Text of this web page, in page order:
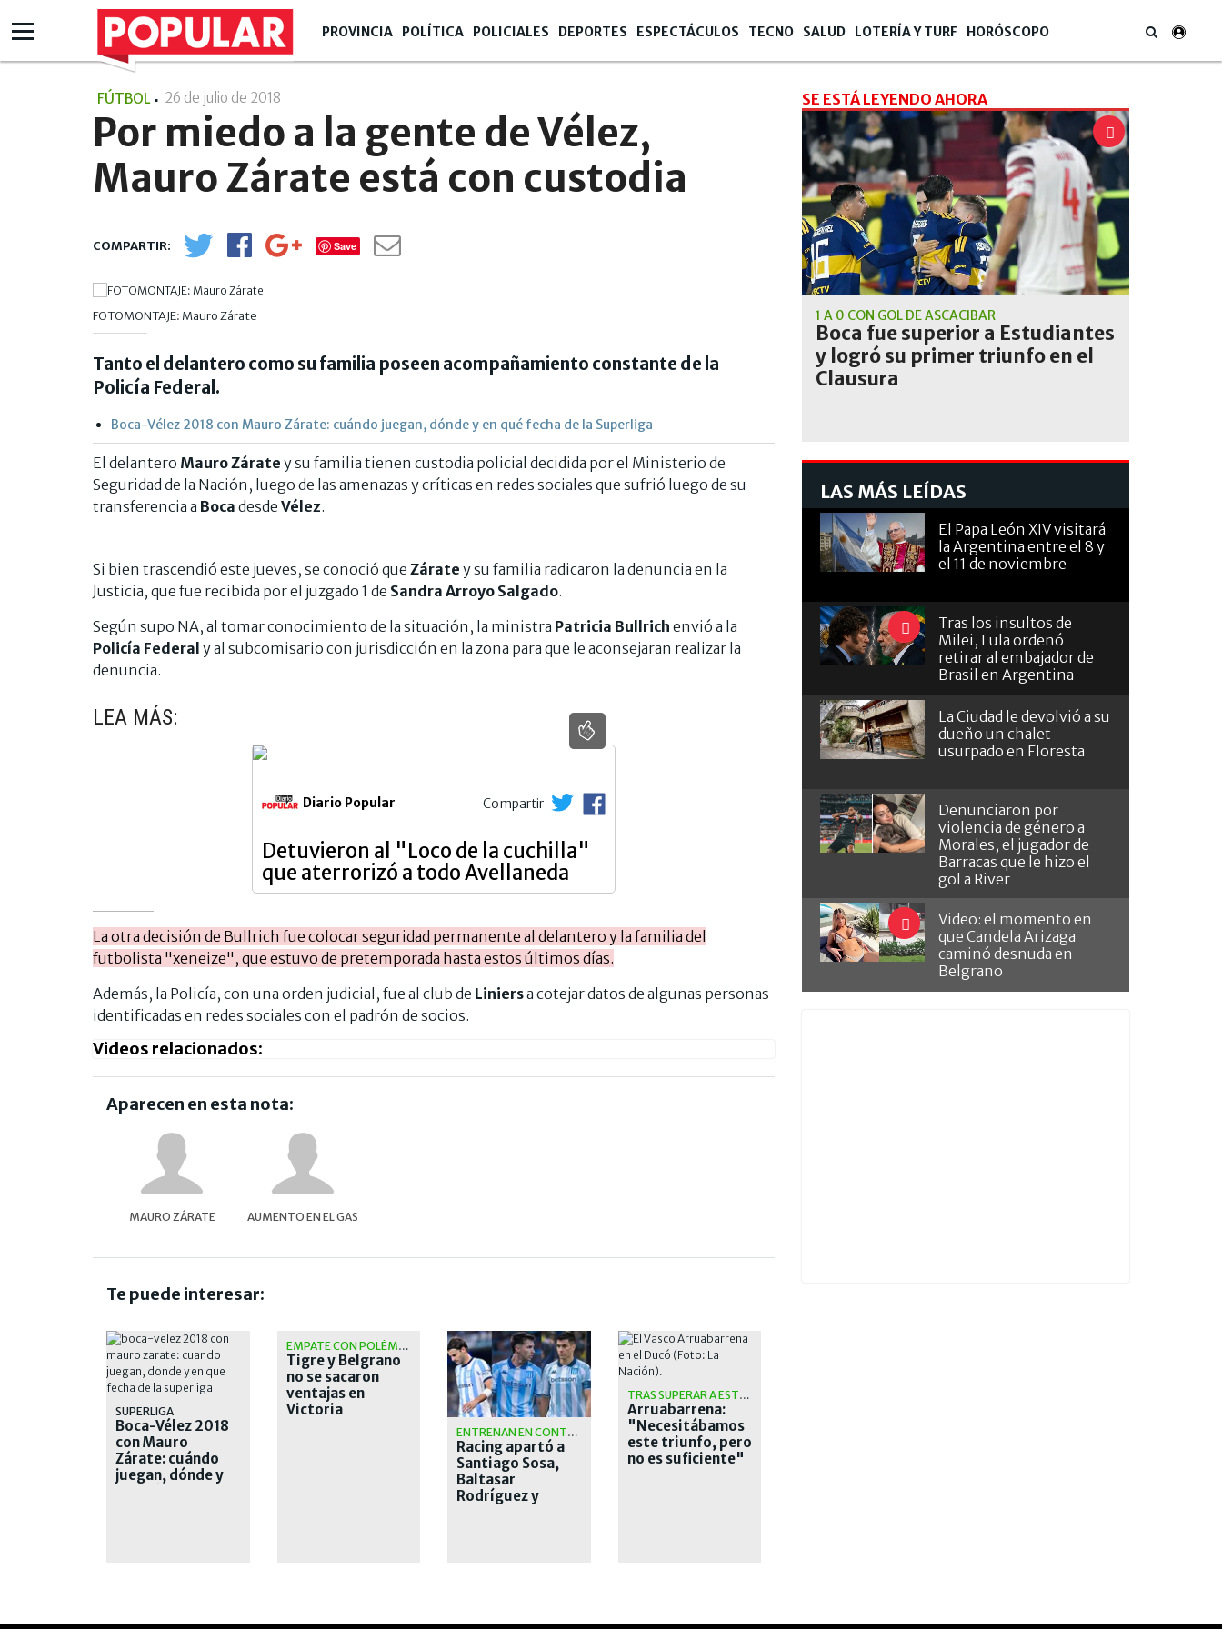
PROVINCIA POLÍTICA POLICIALES DEPORTES ESPECTÁCULOS TECNO SALUD LOTERÍA Y TURF HORÓSCOPO
FÚTBOL 26 de julio de 2018
Por miedo a la gente de Vélez,
Mauro Zárate está con custodia
Save
FOTOMONTAJE: Mauro Zárate
Tanto el delantero como su familia poseen acompañamiento constante de la
Policía Federal.
Boca-Vélez 2018 con Mauro Zárate: cuándo juegan, dónde y en qué fecha de la Superliga
El delantero Mauro Zárate y su familia tienen custodia policial decidida por el Ministerio de
Seguridad de la Nación, luego de las amenazas y críticas en redes sociales que sufrió luego de su
transferencia a Boca desde Vélez.
Si bien trascendió este jueves, se conoció que Zárate y su familia radicaron la denuncia en la
Justicia, que fue recibida por el juzgado 1 de Sandra Arroyo Salgado.
Según supo NA, al tomar conocimiento de la situación, la ministra Patricia Bullrich envió a la
Policía Federal y al subcomisario con jurisdicción en la zona para que le aconsejaran realizar la
denuncia.
LEA MÁS:
Diario Popular Compartir
Detuvieron al "Loco de la cuchilla"
que aterrorizó a todo Avellaneda
La otra decisión de Bullrich fue colocar seguridad permanente al delantero y la familia del
futbolista "xeneize", que estuvo de pretemporada hasta estos últimos días.
Además, la Policía, con una orden judicial, fue al club de Liniersa cotejar datos de algunas personas
identificadas en redes sociales con el padrón de socios.
Videos relacionados:
Aparecen en esta nota:
MAURO ZÁRATE AUMENTO EN EL GAS
Te puede interesar:
SUPERLIGA
Boca-Vélez 2018
con Mauro
Zárate: cuándo
juegan, dónde y
EMPATE CON POLÉMICA
Tigre y Belgrano
no se sacaron
ventajas en
Victoria
ENTRENAN EN CONTRATURNO
Racing apartó a
Santiago Sosa,
Baltasar
Rodríguez y
TRAS SUPERAR A ESTUDIANTES
Arruabarrena:
"Necesitábamos
este triunfo, pero
no es suficiente"
SE ESTÁ LEYENDO AHORA
1 A 0 CON GOL DE ASCACÍBAR
Boca fue superior a Estudiantes
y logró su primer triunfo en el
Clausura
LAS MÁS LEÍDAS
El Papa León XIV visitará
la Argentina entre el 8 y
el 11 de noviembre
Tras los insultos de
Milei, Lula ordenó
retirar al embajador de
Brasil en Argentina
La Ciudad le devolvió a su
dueño un chalet
usurpado en Floresta
Denunciaron por
violencia de género a
Morales, el jugador de
Barracas que le hizo el
gol a River
Video: el momento en
que Candela Arizaga
caminó desnuda en
Belgrano